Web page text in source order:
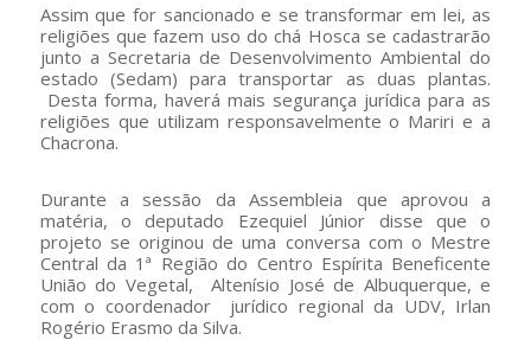
Assim que for sancionado e se transformar em lei, as
religiões que fazem uso do chá Hosca se cadastrarão
junto a Secretaria de Desenvolvimento Ambiental do
estado (Sedam) para transportar as duas plantas.
Desta forma, haverá mais segurança jurídica para as
religiões que utilizam responsavelmente o Mariri e a
Chacrona.
Durante a sessão da Assembleia que aprovou a
matéria, o deputado Ezequiel Júnior disse que o
projeto se originou de uma conversa com o Mestre
Central da 1ª Região do Centro Espírita Beneficente
União do Vegetal, Altenísio José de Albuquerque, e
com o coordenador jurídico regional da UDV, Irlan
Rogério Erasmo da Silva.